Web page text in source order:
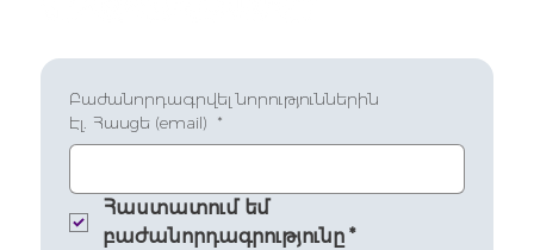
Բաժանորդագրվել նորություններին
Էլ. Հասցե (email) *
Հաստատում եմ
բաժանորդագրությունը *